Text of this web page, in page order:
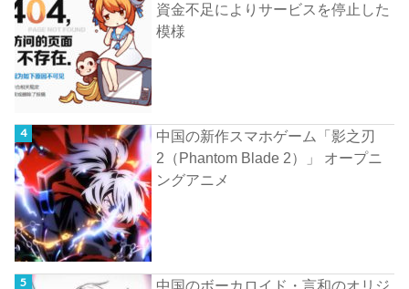
資金不足によりサービスを停止した
模様
中国の新作スマホゲーム「影之刃
2（Phantom Blade 2）」 オープニ
ングアニメ
中国のボーカロイド・言和のオリジ